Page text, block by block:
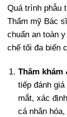
Quá trình phẫu
Thẩm mỹ Bác
chuẩn an toàn
chế tối đa biến
Thăm khám
tiếp đánh
mắt, xác
cá nhân